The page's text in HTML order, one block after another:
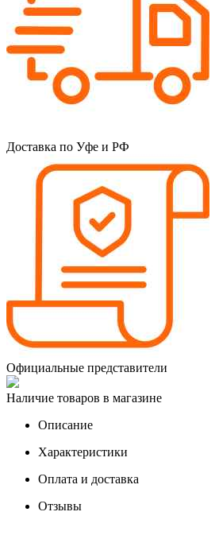
Доставка по Уфе и РФ
Официальные представители
Наличие товаров в магазине
Описание
Характеристики
Оплата и доставка
Отзывы